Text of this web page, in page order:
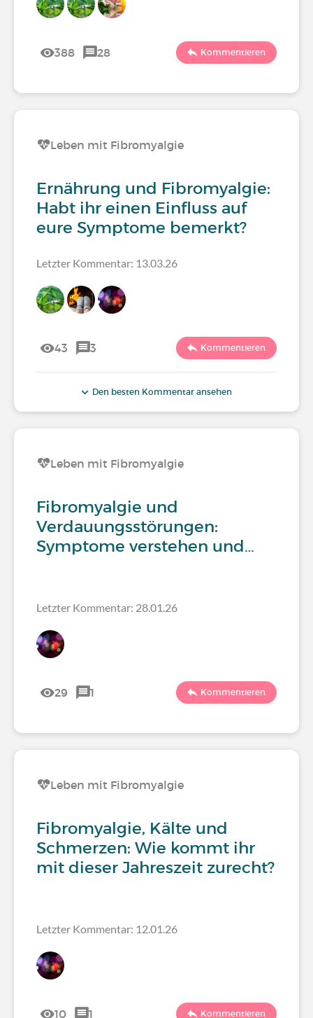
388 28 Kommentieren
Leben mit Fibromyalgie
Ernährung und Fibromyalgie:
Habt ihr einen Einfluss auf
eure Symptome bemerkt?
Letzter Kommentar: 13.03.26
43 3 Kommentieren
Den besten Kommentar ansehen
Leben mit Fibromyalgie
Fibromyalgie und
Verdauungsstörungen:
Symptome verstehen und…
Letzter Kommentar: 28.01.26
29 1 Kommentieren
Leben mit Fibromyalgie
Fibromyalgie, Kälte und
Schmerzen: Wie kommt ihr
mit dieser Jahreszeit zurecht?
Letzter Kommentar: 12.01.26
10 1 Kommentieren